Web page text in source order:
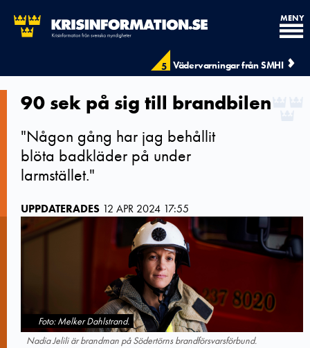
5 Vädervarningar från SMHI
MENY
90 sek på sig till brandbilen
"Någon gång har jag behållit
blöta badkläder på under
larmstället."
UPPDATERADES 12 APR 2024 17:55
Foto: Melker Dahlstrand.
Nadia Jelili är brandman på Södertörns brandförsvarsförbund.